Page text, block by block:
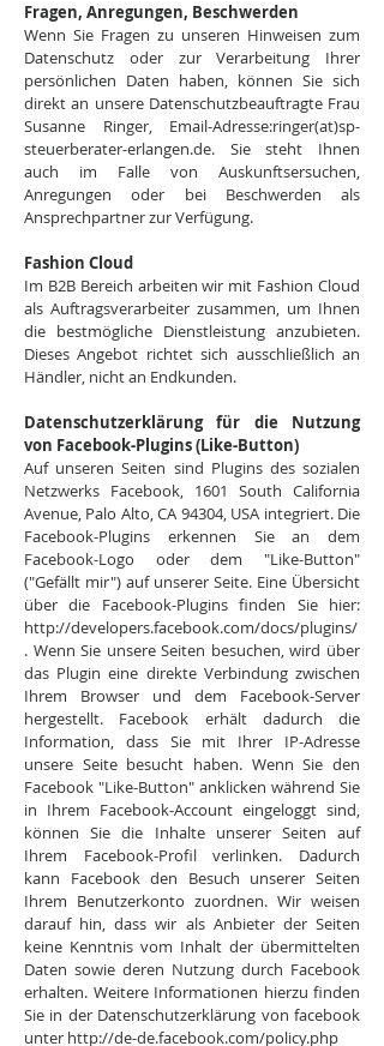
Fragen, Anregungen, Beschwerden
Wenn Sie Fragen zu unseren Hinweisen zum
Datenschutz oder zur Verarbeitung Ihrer
persönlichen Daten haben, können Sie sich
direkt an unsere Datenschutzbeauftragte Frau
Susanne Ringer, Email-Adresse:ringer(at)sp-
steuerberater-erlangen.de. Sie steht Ihnen
auch im Falle von Auskunftsersuchen,
Anregungen oder bei Beschwerden als
Ansprechpartner zur Verfügung.
Fashion Cloud
Im B2B Bereich arbeiten wir mit Fashion Cloud
als Auftragsverarbeiter zusammen, um Ihnen
die bestmögliche Dienstleistung anzubieten.
Dieses Angebot richtet sich ausschließlich an
Händler, nicht an Endkunden.
Datenschutzerklärung für die Nutzung
von Facebook-Plugins (Like-Button)
Auf unseren Seiten sind Plugins des sozialen
Netzwerks Facebook, 1601 South California
Avenue, Palo Alto, CA 94304, USA integriert. Die
Facebook-Plugins erkennen Sie an dem
Facebook-Logo oder dem "Like-Button"
("Gefällt mir") auf unserer Seite. Eine Übersicht
über die Facebook-Plugins finden Sie hier:
http://developers.facebook.com/docs/plugins/
. Wenn Sie unsere Seiten besuchen, wird über
das Plugin eine direkte Verbindung zwischen
Ihrem Browser und dem Facebook-Server
hergestellt. Facebook erhält dadurch die
Information, dass Sie mit Ihrer IP-Adresse
unsere Seite besucht haben. Wenn Sie den
Facebook "Like-Button" anklicken während Sie
in Ihrem Facebook-Account eingeloggt sind,
können Sie die Inhalte unserer Seiten auf
Ihrem Facebook-Profil verlinken. Dadurch
kann Facebook den Besuch unserer Seiten
Ihrem Benutzerkonto zuordnen. Wir weisen
darauf hin, dass wir als Anbieter der Seiten
keine Kenntnis vom Inhalt der übermittelten
Daten sowie deren Nutzung durch Facebook
erhalten. Weitere Informationen hierzu finden
Sie in der Datenschutzerklärung von facebook
unter http://de-de.facebook.com/policy.php